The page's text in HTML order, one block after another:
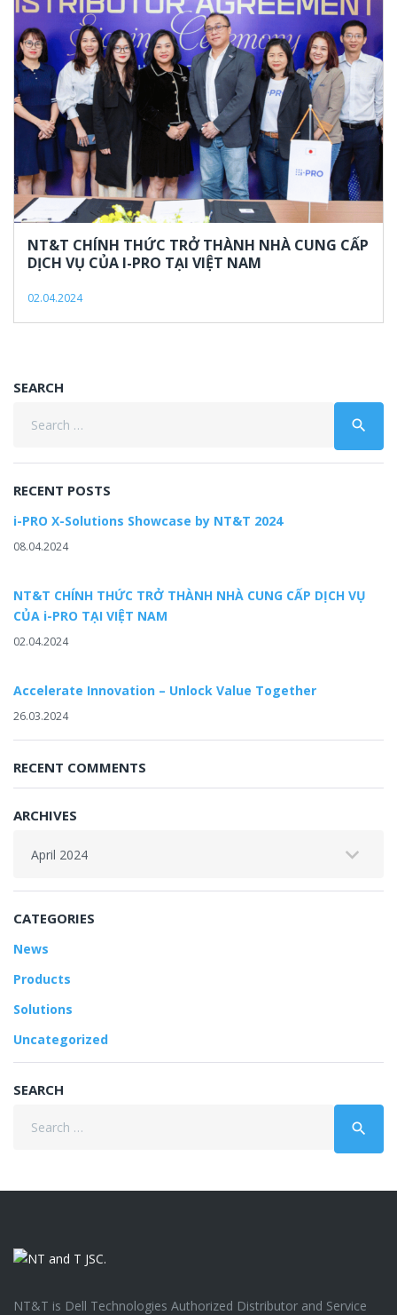
2024
NT&T CHÍNH THỨC TRỞ THÀNH NHÀ CUNG CẤP
DỊCH VỤ CỦA I-PRO TẠI VIỆT NAM
02.04.2024
SEARCH
search
RECENT POSTS
i-PRO X-Solutions Showcase by NT&T 2024
08.04.2024
NT&T CHÍNH THỨC TRỞ THÀNH NHÀ CUNG CẤP DỊCH VỤ
CỦA i-PRO TẠI VIỆT NAM
02.04.2024
Accelerate Innovation – Unlock Value Together
26.03.2024
RECENT COMMENTS
ARCHIVES
CATEGORIES
News
Products
Solutions
Uncategorized
SEARCH
search
NT&T is Dell Technologies Authorized Distributor and Service